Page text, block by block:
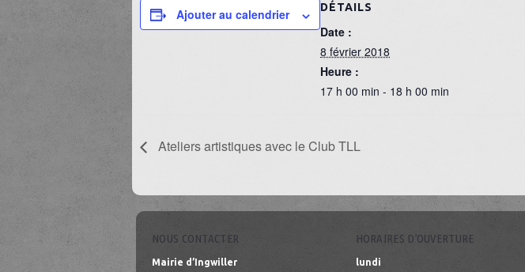
Ajouter au calendrier DÉTAILS
Date :
8 février 2018
Heure :
17 h 00 min - 18 h 00 min
Ateliers artistiques avec le Club TLL
NOUS CONTACTER
Mairie d’Ingwiller
HORAIRES D’OUVERTURE
lundi